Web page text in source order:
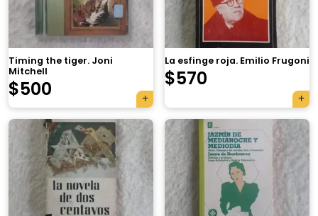
Timing the tiger. Joni
Mitchell
$500
La esfinge roja. Emilio Frugoni
$570
×